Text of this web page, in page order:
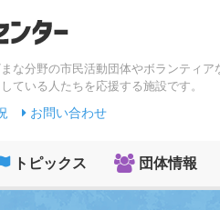
な分野の市民活動団体やボランティア
ている人たちを応援する施設です。
お問い合わせ
トピックス 団体情報